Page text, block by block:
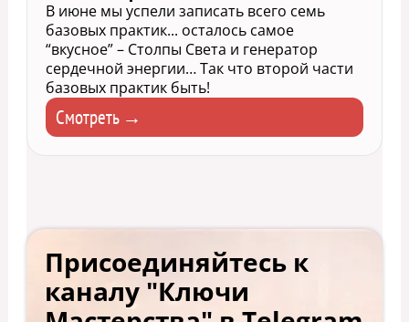
В июне мы успели записать всего семь
базовых практик... осталось самое
“вкусное” – Столпы Света и генератор
сердечной энергии… Так что второй части
базовых практик быть!
Смотреть →
Присоединяйтесь к
каналу "Ключи